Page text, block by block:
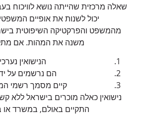
שאלה מרכזית שהייתה נושא לוויכוח
יכול לשנות את אופיים המשפטי
מהמשפט והפרקטיקה השיפוטית
משנה את המהות. אם
הנישואין
הם נרשמים על
קיים מסמך רשמי
נישואין כאלה מוכרים בישראל ללא
התקיים באולם, במשרד או